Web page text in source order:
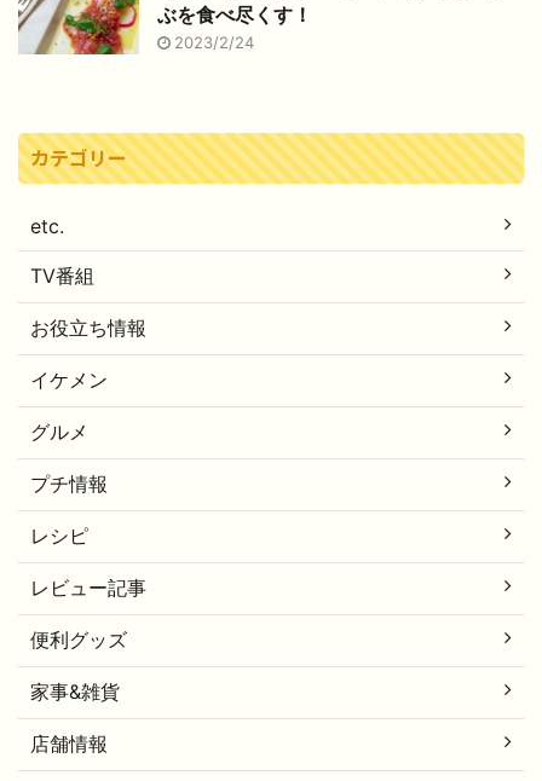
ぶを食べ尽くす！
2023/2/24
カテゴリー
etc.
TV番組
お役立ち情報
イケメン
グルメ
プチ情報
レシピ
レビュー記事
便利グッズ
家事&雑貨
店舗情報